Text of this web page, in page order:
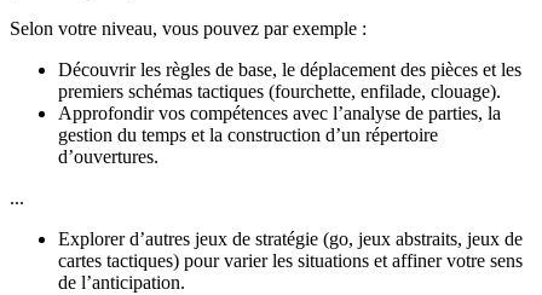
Selon votre niveau, vous pouvez par exemple :
Découvrir les règles de base, le déplacement des pièces et les
premiers schémas tactiques (fourchette, enfilade, clouage).
Approfondir vos compétences avec l’analyse de parties, la
gestion du temps et la construction d’un répertoire
d’ouvertures.
...
Explorer d’autres jeux de stratégie (go, jeux abstraits, jeux de
cartes tactiques) pour varier les situations et affiner votre sens
de l’anticipation.